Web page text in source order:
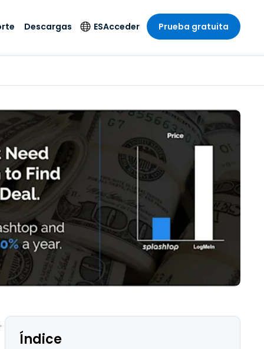
de
Antivirus
Detección y
respuesta de puntos
Acceso y control de
Wi-Fi de Foxpass
Espacio de trabajo
seguro Zero Trust
Shield (Antiestafa)
Todos los
productos
menor
sector público
y Diseño
contabilidad
menor
los sectores
Descargas ES
Deutsch
Italiano
Nederlands
Português
简体中文
繁體中文
日本語
ภาษาไทย
Acceder Prueba gratuita
Índice